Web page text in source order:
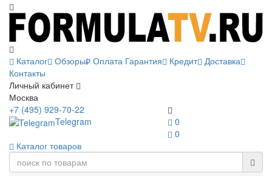
Каталог Обзоры Оплата Гарантия Кредит
Доставка
Контакты
Личный кабинет
Москва
0
0
+7 (495) 929-70-22
Telegram
Каталог товаров